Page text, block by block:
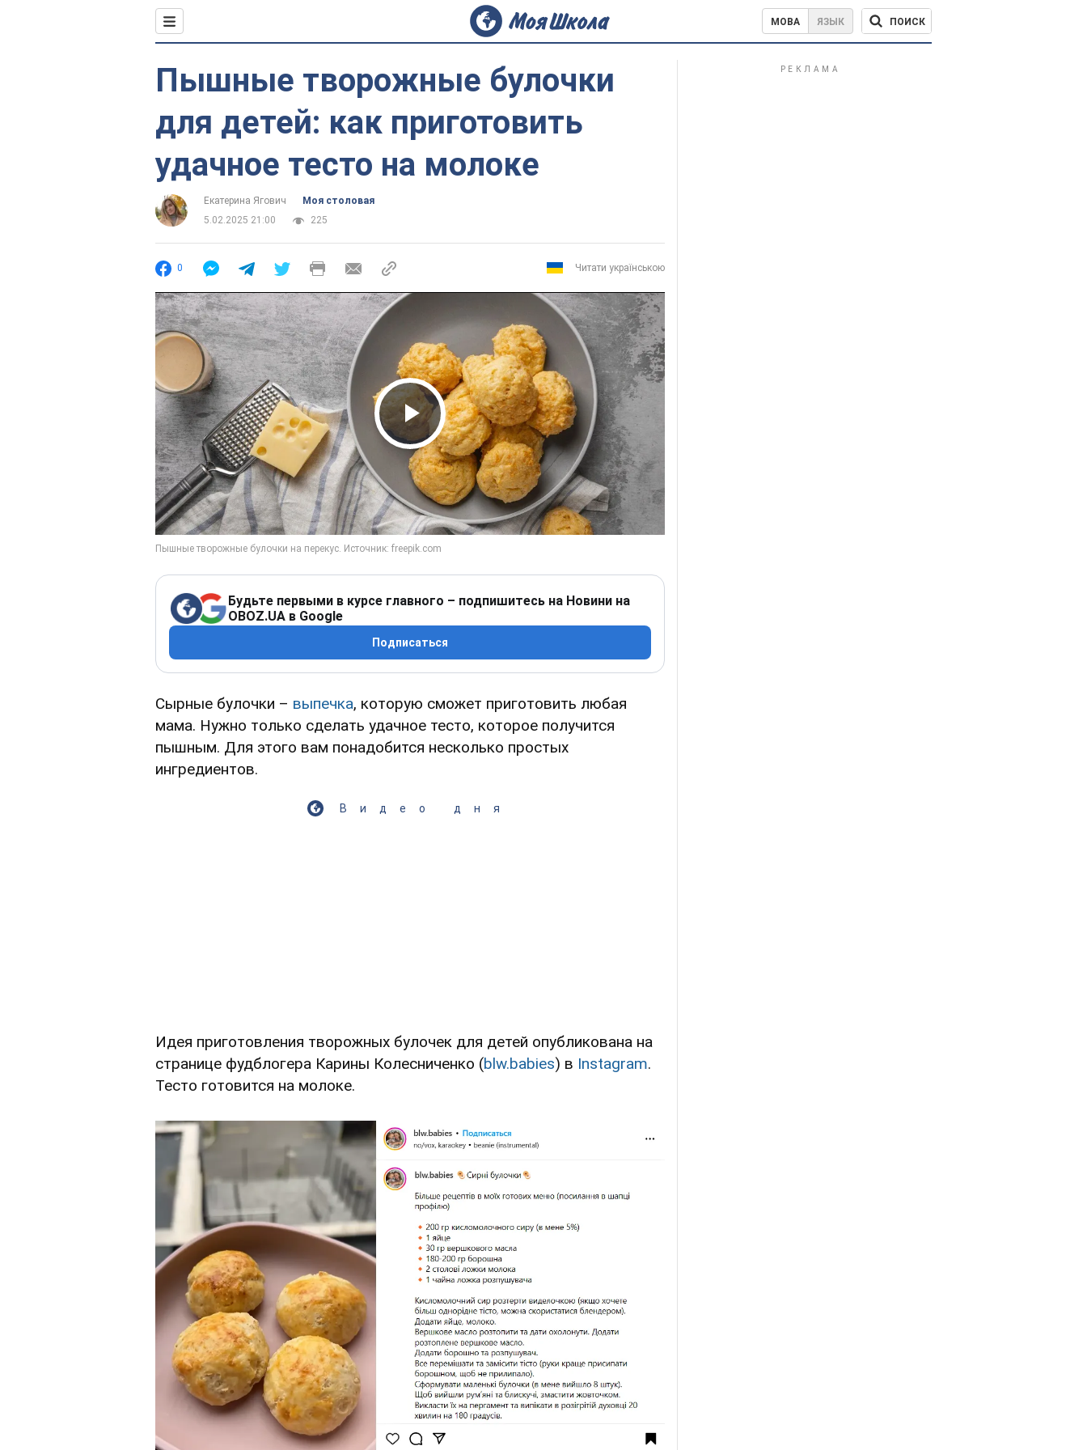
МОВА ЯЗЫК ПОИСК
Пышные творожные булочки
для детей: как приготовить
удачное тесто на молоке
Екатерина Ягович
Моя столовая
5.02.2025 21:00
225
0 Читати українською
Play Video
Будьте первыми в курсе главного – подпишитесь на Новини на
OBOZ.UA в Google
Подписаться
Сырные булочки – выпечка, которую сможет приготовить любая
мама. Нужно только сделать удачное тесто, которое получится
пышным. Для этого вам понадобится несколько простых
ингредиентов.
Видео дня
Идея приготовления творожных булочек для детей опубликована на
странице фудблогера Карины Колесниченко (blw.babies) в Instagram.
Тесто готовится на молоке.